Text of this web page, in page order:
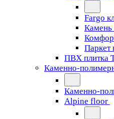
Fargo
Камень
Паркет
ПВХ плитка
Каменно-
Каменно-
Alpine floor